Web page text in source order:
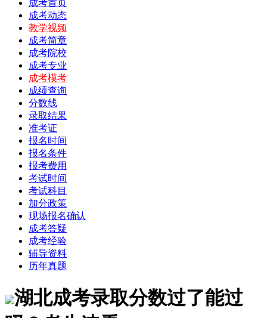
成考首页
成考动态
教学视频
成考简章
成考院校
成考专业
成考模考
成绩查询
分数线
录取结果
准考证
报名时间
报名条件
报考费用
考试时间
考试科目
加分政策
现场报名确认
成考答疑
成考经验
辅导资料
历年真题
湖北成考录取分数过了能过